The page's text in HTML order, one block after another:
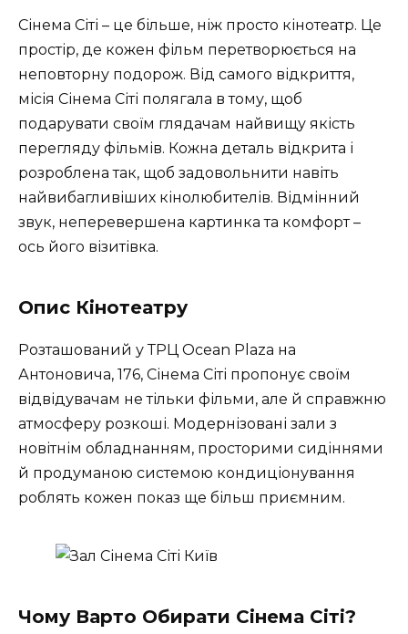
Сінема Сіті – це більше, ніж просто кінотеатр. Це
простір, де кожен фільм перетворюється на
неповторну подорож. Від самого відкриття,
місія Сінема Сіті полягала в тому, щоб
подарувати своїм глядачам найвищу якість
перегляду фільмів. Кожна деталь відкрита і
розроблена так, щоб задовольнити навіть
найвибагливіших кінолюбителів. Відмінний
звук, неперевершена картинка та комфорт –
ось його візитівка.
Опис Кінотеатру
Розташований у ТРЦ Ocean Plaza на
Антоновича, 176, Сінема Сіті пропонує своїм
відвідувачам не тільки фільми, але й справжню
атмосферу розкоші. Модернізовані зали з
новітнім обладнанням, просторими сидіннями
й продуманою системою кондиціонування
роблять кожен показ ще більш приємним.
Чому Варто Обирати Сінема Сіті?